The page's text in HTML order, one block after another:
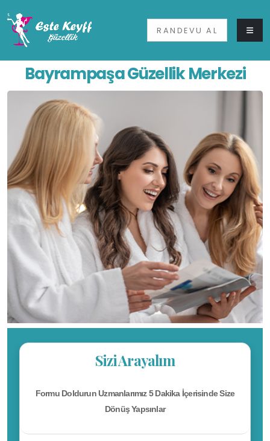
RANDEVU AL
Bayrampaşa Güzellik Merkezi
Sizi Arayalım
Formu Doldurun Uzmanlarımız 5 Dakika İçerisinde Size
Dönüş Yapsınlar